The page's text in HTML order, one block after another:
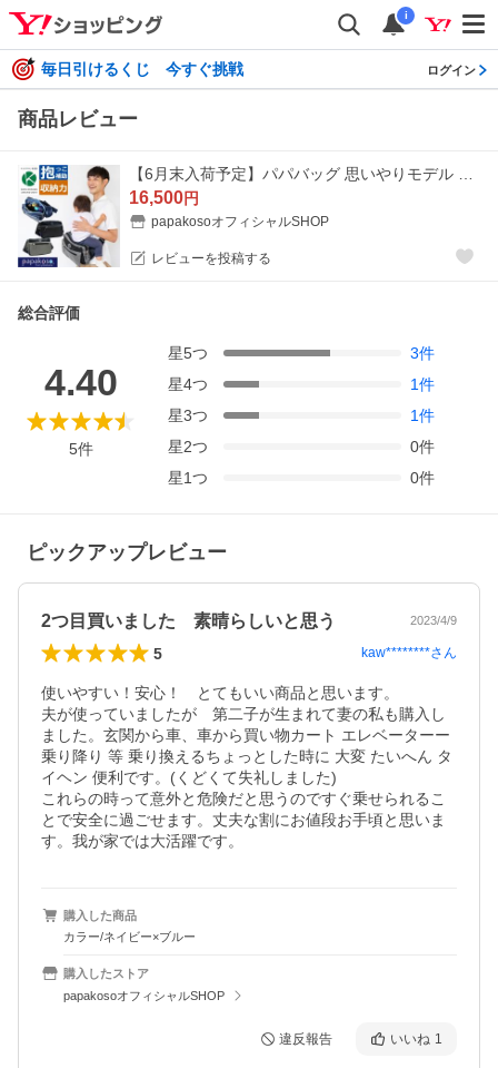
i
毎日引けるくじ 今すぐ挑戦 ログイン
商品レビュー
16,500円
papakosoオフィシャルSHOP
レビューを投稿する
総合評価
4.40
5件
星5つ 3件
星4つ 1件
星3つ 1件
星2つ 0件
星1つ 0件
ピックアップレビュー
2つ目買いました 素晴らしいと思う 2023/4/9
5 kaw********さん
使いやすい！安心！　とてもいい商品と思います。
夫が使っていましたが　第二子が生まれて妻の私も購入し
ました。玄関から車、車から買い物カート エレベーターー
乗り降り 等 乗り換えるちょっとした時に 大変 たいへん タ
イヘン 便利です。(くどくて失礼しました)
これらの時って意外と危険だと思うのですぐ乗せられるこ
とで安全に過ごせます。丈夫な割にお値段お手頃と思いま
す。我が家では大活躍です。
購入した商品
カラー/ネイビー×ブルー
購入したストア
papakosoオフィシャルSHOP
違反報告 いいね 1